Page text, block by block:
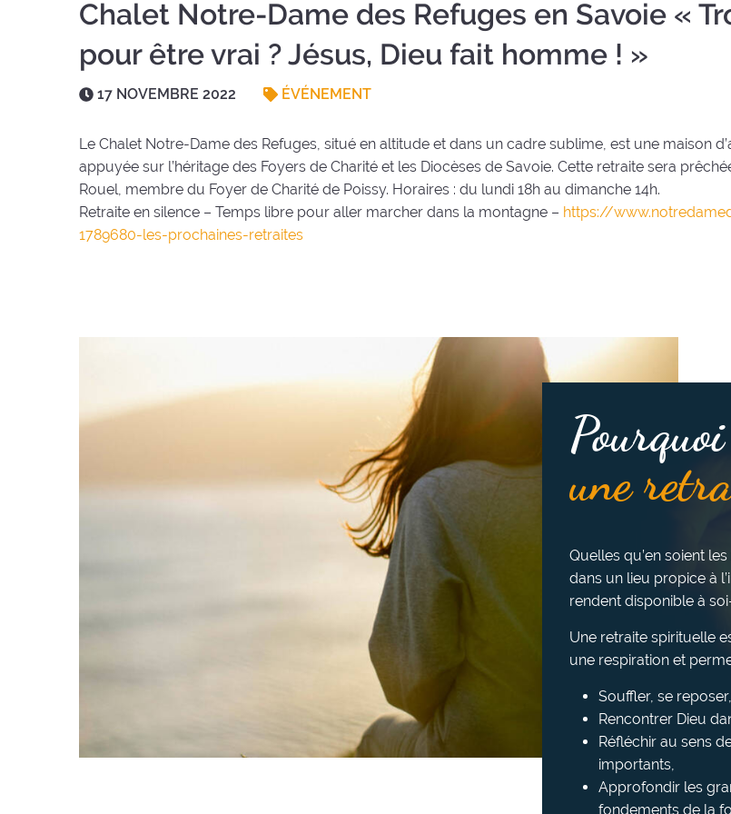
Chalet Notre-Dame des Refuges en Savoie «
pour être vrai ? Jésus, Dieu fait homme ! »
Date
17 NOVEMBRE 2022 ÉVÉNEMENT
Le Chalet Notre-Dame des Refuges, situé en altitude et dans un cadre sublime, est une maison
appuyée sur l’héritage des Foyers de Charité et les Diocèses de Savoie. Cette retraite sera
Rouel, membre du Foyer de Charité de Poissy. Horaires : du lundi 18h au dimanche 14h.
Retraite en silence – Temps libre pour aller marcher dans la montagne – https://www.
1789680-les-prochaines-retraites
une
Quelles qu’en soient
dans un lieu propice à
rendent disponible à
Une retraite spirituelle
une respiration et
Souffler, se
Rencontrer Dieu
Réfléchir au sens
importants,
Approfondir les
fondements de la